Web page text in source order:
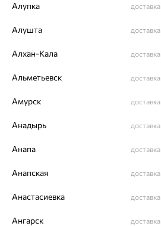
Колье
Алупка доставка
Алушта доставка
Алхан-Кала доставка
Альметьевск доставка
Амурск доставка
Анадырь доставка
Анапа доставка
Анапская доставка
Анастасиевка доставка
Ангарск доставка